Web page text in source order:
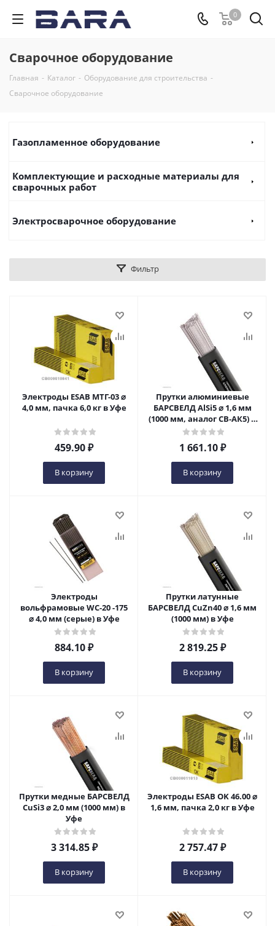
0
Сварочное оборудование
Главная - Каталог - Оборудование для строительства -
Сварочное оборудование
Газопламенное оборудование
Комплектующие и расходные материалы для
сварочных работ
Электросварочное оборудование
Фильтр
Электроды ESAB МТГ-03 ⌀
4,0 мм, пачка 6,0 кг в Уфе
459.90₽
В корзину
Прутки алюминиевые
БАРСВЕЛД AlSi5 ⌀ 1,6 мм
(1000 мм, аналог СВ-АК5) в
Уфе
1 661.10₽
В корзину
Электроды
вольфрамовые WC-20 -175
⌀ 4,0 мм (серые) в Уфе
884.10₽
В корзину
Прутки латунные
БАРСВЕЛД CuZn40 ⌀ 1,6 мм
(1000 мм) в Уфе
2 819.25₽
В корзину
Прутки медные БАРСВЕЛД
CuSi3 ⌀ 2,0 мм (1000 мм) в
Уфе
3 314.85₽
В корзину
Электроды ESAB OK 46.00 ⌀
1,6 мм, пачка 2,0 кг в Уфе
2 757.47₽
В корзину